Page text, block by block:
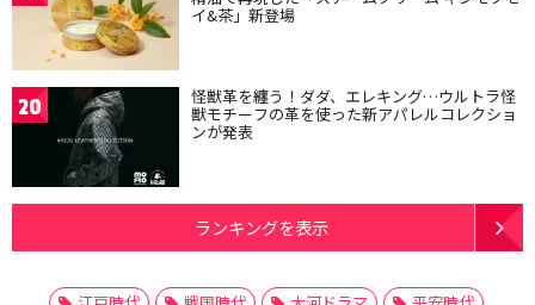
イ&茶」新登場
20 怪獣革を纏う！ダダ、エレキング…ウルトラ怪
獣モチーフの革を使った新アパレルコレクショ
ンが発表
ランキングを表示